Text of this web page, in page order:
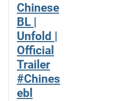
Chinese
BL |
Unfold |
Official
Trailer
#Chines
ebl